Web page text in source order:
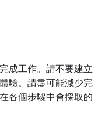
成工作。請不要建立
驗。請盡可能減少完
各個步驟中會採取的